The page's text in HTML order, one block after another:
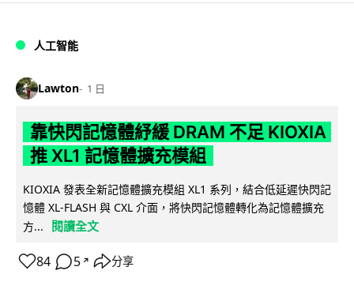
人工智能
Lawton 1 日
靠快閃記憶體紓緩 DRAM 不足 KIOXIA
推 XL1 記憶體擴充模組
KIOXIA 發表全新記憶體擴充模組 XL1 系列，結合低延遲快閃記
憶體 XL-FLASH 與 CXL 介面，將快閃記憶體轉化為記憶體擴充
方...
閱讀全文
84 5 ↗ 分享